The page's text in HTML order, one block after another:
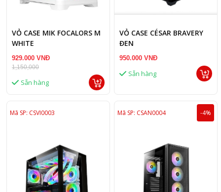
VỎ CASE MIK FOCALORS M
WHITE
929.000 VNĐ
1,150,000
Sẵn hàng
VỎ CASE CÉSAR BRAVERY
ĐEN
950.000 VNĐ
Sẵn hàng
Mã SP: CSVI0003 Mã SP: CSAN0004 -4%